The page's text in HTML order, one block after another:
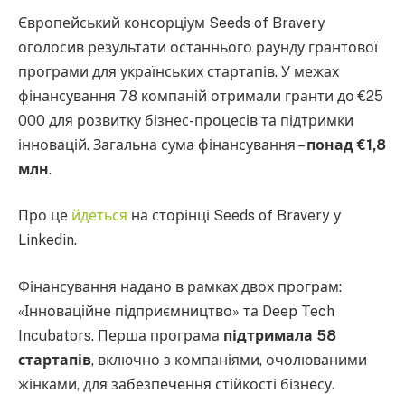
Європейський консорціум Seeds of Bravery
оголосив результати останнього раунду грантової
програми для українських стартапів. У межах
фінансування 78 компаній отримали гранти до €25
000 для розвитку бізнес-процесів та підтримки
інновацій. Загальна сума фінансування –понад €1,8
млн.
Про це йдеться на сторінці Seeds of Bravery у
Linkedin.
Фінансування надано в рамках двох програм:
«Інноваційне підприємництво» та Deep Tech
Incubators. Перша програма підтримала 58
стартапів, включно з компаніями, очолюваними
жінками, для забезпечення стійкості бізнесу.